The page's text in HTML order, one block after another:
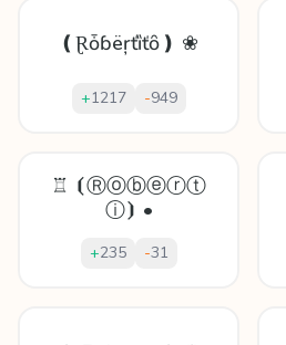
❪Ɽȱɓëŗťȉťȏ❫ ❀
+1217 -949
♖ ⦗Ⓡⓞⓑⓔⓡⓣ
ⓘ⦘ •
+235 -31